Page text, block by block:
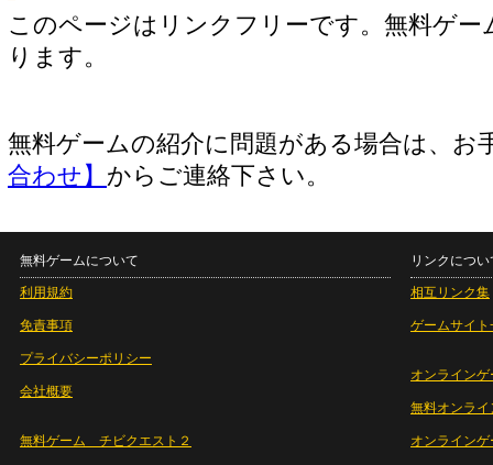
このページはリンクフリーです。無料ゲー
ります。
無料ゲームの紹介に問題がある場合は、お
合わせ】 からご連絡下さい。
無料ゲームについて
利用規約
免責事項
プライバシーポリシー
会社概要
無料ゲーム チビクエスト２
リンクについ
相互リンク集
ゲームサイト
オンラインゲ
無料オンライ
オンライン